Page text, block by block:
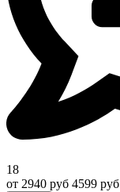
18
от 2940 руб 4599 руб